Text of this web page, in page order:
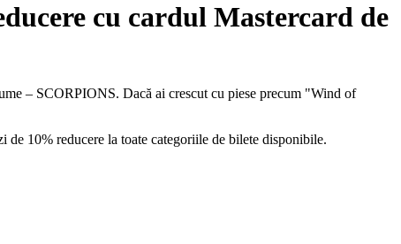
cu cardul Mastercard de
– SCORPIONS. Dacă ai crescut cu piese precum "Wind of
10% reducere la toate categoriile de bilete disponibile.